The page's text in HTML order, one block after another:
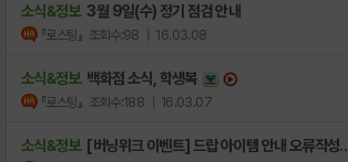
소식&정보 3월 9일(수) 정기 점검 안내
『로스팅』 조회수:98 | 16.03.08
소식&정보 백화점 소식, 학생복
『로스팅』 조회수:188 | 16.03.07
소식&정보 [버닝위크 이벤트] 드랍 아이템 안내 오류작성..